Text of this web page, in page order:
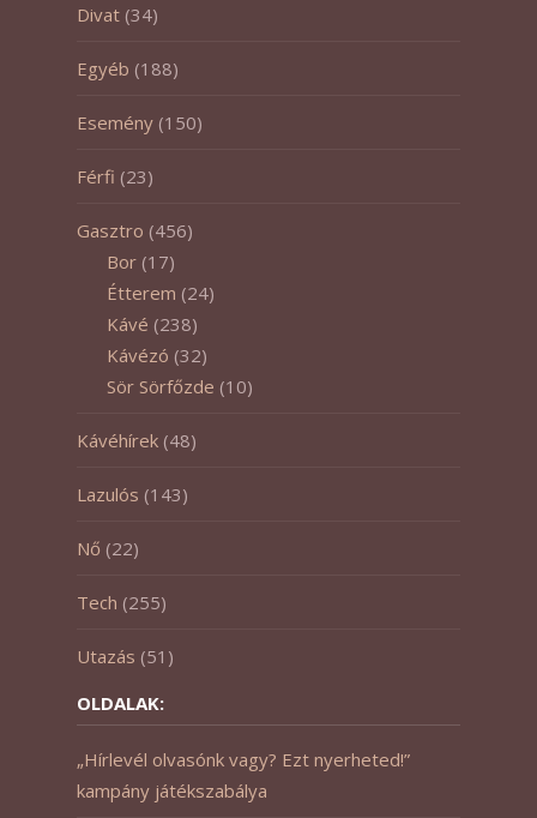
Divat (34)
Egyéb (188)
Esemény (150)
Férfi (23)
Gasztro (456)
Bor (17)
Étterem (24)
Kávé (238)
Kávézó (32)
Sör Sörfőzde (10)
Kávéhírek (48)
Lazulós (143)
Nő (22)
Tech (255)
Utazás (51)
OLDALAK:
„Hírlevél olvasónk vagy? Ezt nyerheted!”
kampány játékszabálya